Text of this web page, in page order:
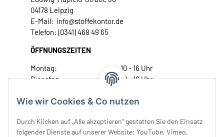
Wie wir Cookies & Co nutzen
Durch Klicken auf „Alle akzeptieren“ gestatten Sie den Einsatz
folgender Dienste auf unserer Website: YouTube, Vimeo,
04178 Leipzig
E-Mail: info@stoffekontor.de
Telefon: (0341) 468 49 65
ÖFFNUNGSZEITEN
Montag:
10 - 16 Uhr
Dienstag:
10 - 16 Uhr
Donnerstag:
10 - 18 Uhr
Samstag:
10 - 14 Uhr